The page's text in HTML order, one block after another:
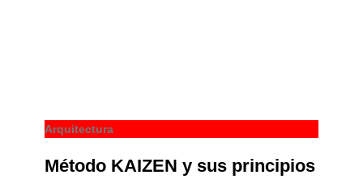
Arquitectura
Método KAIZEN y sus principios